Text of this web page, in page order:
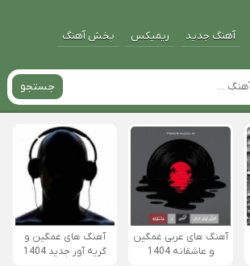
آهنگ جدید ریمیکس پخش آهنگ
جستجو
آهنگ های عربی غمگین
و عاشقانه 1404
آهنگ های غمگین و
گریه آور جدید 1404